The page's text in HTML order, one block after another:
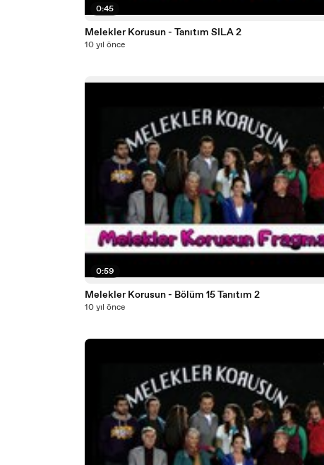
0:45
Melekler Korusun - Tanıtım SILA 2
10 yıl önce
0:59
Melekler Korusun - Bölüm 15 Tanıtım 2
10 yıl önce